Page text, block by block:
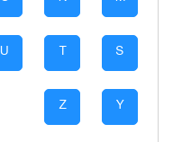
S
T
U
Y
Z